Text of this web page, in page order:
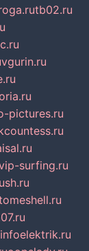
tb02.ru
vgurin.ru
pictures.ru
surfing.ru
infoelektrik.ru